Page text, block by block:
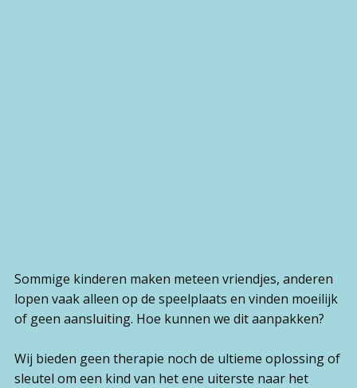
Sommige kinderen maken meteen vriendjes, anderen
lopen vaak alleen op de speelplaats en vinden moeilijk
of geen aansluiting. Hoe kunnen we dit aanpakken?
Wij bieden geen therapie noch de ultieme oplossing of
sleutel om een kind van het ene uiterste naar het